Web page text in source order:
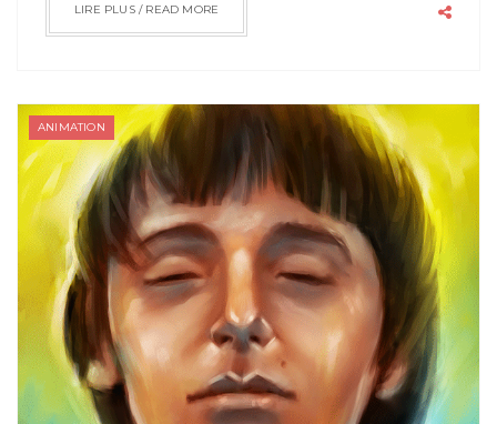
LIRE PLUS / READ MORE
ANIMATION